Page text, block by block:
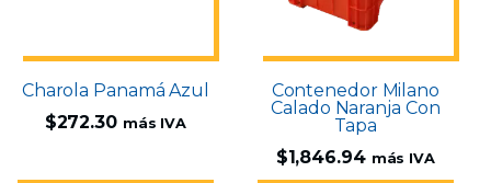
Charola Panamá Azul
$272.30 más IVA
Contenedor Milano
Calado Naranja Con
Tapa
$1,846.94 más IVA